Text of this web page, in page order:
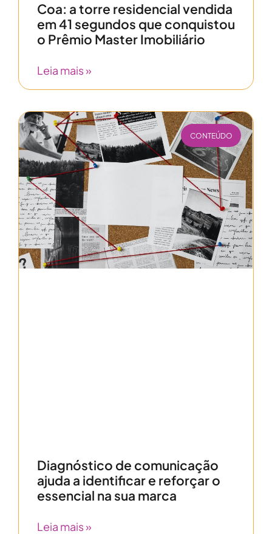
Coa: a torre residencial vendida
em 41 segundos que conquistou
o Prêmio Master Imobiliário
Leia mais »
CONTEÚDO
Diagnóstico de comunicação
ajuda a identificar e reforçar o
essencial na sua marca
Leia mais »